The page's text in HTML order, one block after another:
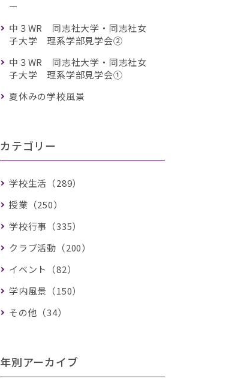
ー
中３WR 同志社大学・同志社女
子大学 理系学部見学会②
中３WR 同志社大学・同志社女
子大学 理系学部見学会①
夏休みの学校風景
カテゴリー
学校生活（289）
授業（250）
学校行事（335）
クラブ活動（200）
イベント（82）
学内風景（150）
その他（34）
年別アーカイブ